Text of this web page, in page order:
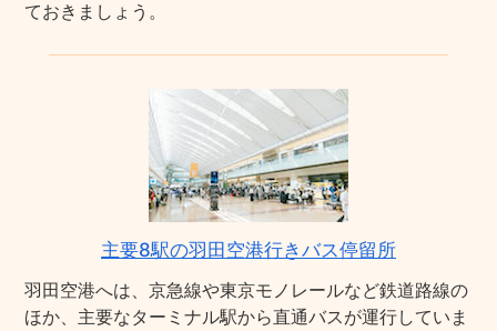
ておきましょう。
主要8駅の羽田空港行きバス停留所
羽田空港へは、京急線や東京モノレールなど鉄道路線の
ほか、主要なターミナル駅から直通バスが運行していま